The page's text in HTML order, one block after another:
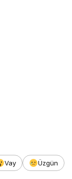
Vay
Üzgün